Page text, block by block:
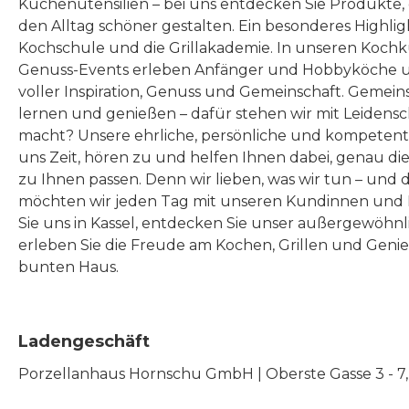
Küchenutensilien – bei uns entdecken Sie
den Alltag schöner gestalten. Ein besonderes
Kochschule und die Grillakademie. In unseren
Genuss-Events erleben Anfänger und Hobbyköche
voller Inspiration, Genuss und Gemeinschaft.
lernen und genießen – dafür stehen wir mit
macht? Unsere ehrliche, persönliche und
uns Zeit, hören zu und helfen Ihnen dabei, genau
zu Ihnen passen. Denn wir lieben, was wir tun – und
möchten wir jeden Tag mit unseren Kundinnen
Sie uns in Kassel, entdecken Sie unser
erleben Sie die Freude am Kochen, Grillen und
bunten Haus.
Ladengeschäft
Porzellanhaus Hornschu GmbH | Oberste Gasse 3 - 7,